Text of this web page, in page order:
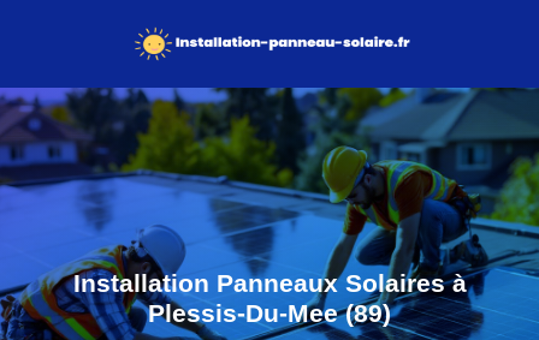
Installation Panneaux Solaires à
Plessis-Du-Mee (89)